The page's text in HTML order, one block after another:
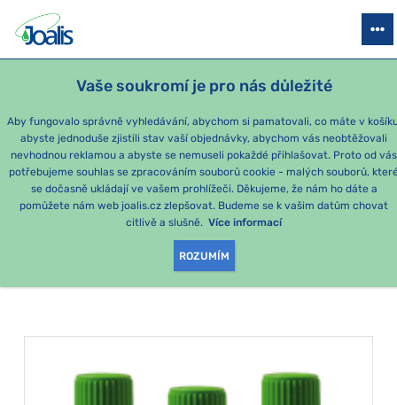
Vaše soukromí je pro nás důležité
Aby fungovalo správně vyhledávání, abychom si pamatovali, co máte v
abyste jednoduše zjistili stav vaší objednávky, abychom vás neobtěžovali
nevhodnou reklamou a abyste se nemuseli pokaždé přihlašovat. Proto od vás
potřebujeme souhlas se zpracováním souborů cookie - malých souborů,
se dočasně ukládají ve vašem prohlížeči. Děkujeme, že nám ho dáte a
pomůžete nám web joalis.cz zlepšovat. Budeme se k vašim datům chovat
citlivě a slušně. Více informací
ROZUMÍM
PRODUKTY PODLE OBTÍŽÍ SEZÓNNÍ BALÍČKY PRO DĚTI
Momentálně nejoblíbenější produkty
PRODUKTY PODLE
KATEGORIE:
GYNEKOLOGIE